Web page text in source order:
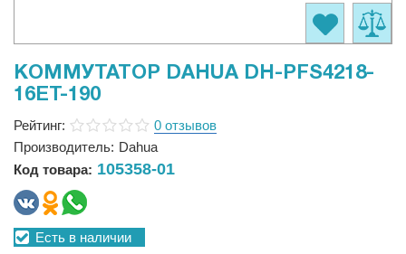
КОММУТАТОР DAHUA DH-PFS4218-
16ET-190
Рейтинг:
0 отзывов
Производитель: Dahua
Код товара: 105358-01
Есть в наличии